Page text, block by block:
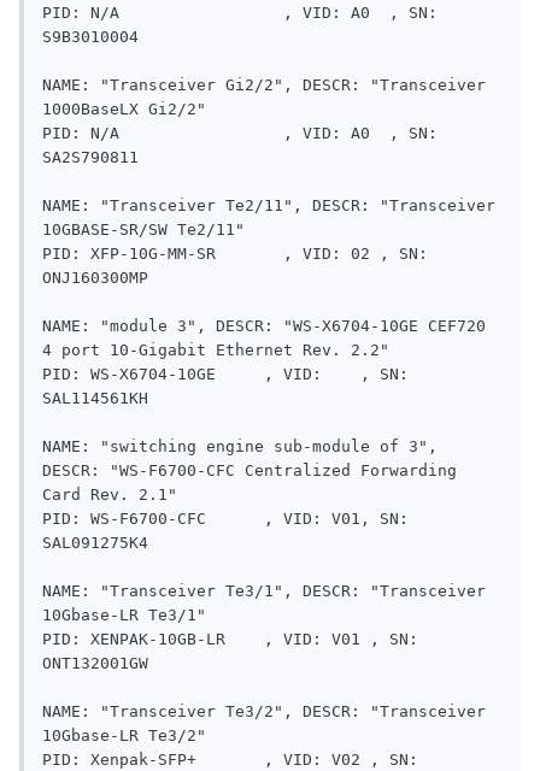
PID: N/A                 , VID: A0  , SN:
S9B3010004
NAME: "Transceiver Gi2/2", DESCR: "Transceiver
1000BaseLX Gi2/2"
PID: N/A                 , VID: A0  , SN:
SA2S790811
NAME: "Transceiver Te2/11", DESCR: "Transceiver
10GBASE-SR/SW Te2/11"
PID: XFP-10G-MM-SR       , VID: 02 , SN:
ONJ160300MP
NAME: "module 3", DESCR: "WS-X6704-10GE CEF720
4 port 10-Gigabit Ethernet Rev. 2.2"
PID: WS-X6704-10GE     , VID:    , SN:
SAL114561KH
NAME: "switching engine sub-module of 3",
DESCR: "WS-F6700-CFC Centralized Forwarding
Card Rev. 2.1"
PID: WS-F6700-CFC      , VID: V01, SN:
SAL091275K4
NAME: "Transceiver Te3/1", DESCR: "Transceiver
10Gbase-LR Te3/1"
PID: XENPAK-10GB-LR    , VID: V01 , SN:
ONT132001GW
NAME: "Transceiver Te3/2", DESCR: "Transceiver
10Gbase-LR Te3/2"
PID: Xenpak-SFP+       , VID: V02 , SN: